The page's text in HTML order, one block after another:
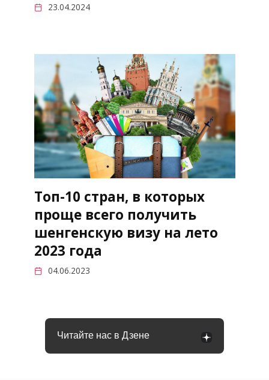
23.04.2024
Топ-10 стран, в которых
проще всего получить
шенгенскую визу на лето
2023 года
04.06.2023
Читайте нас в Дзене